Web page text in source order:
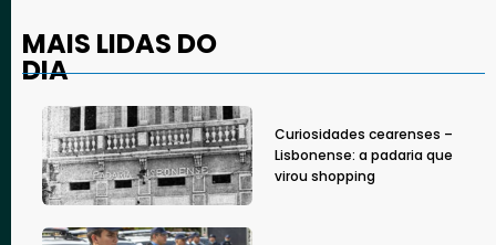
MAIS LIDAS DO
DIA
Curiosidades cearenses –
Lisbonense: a padaria que
virou shopping